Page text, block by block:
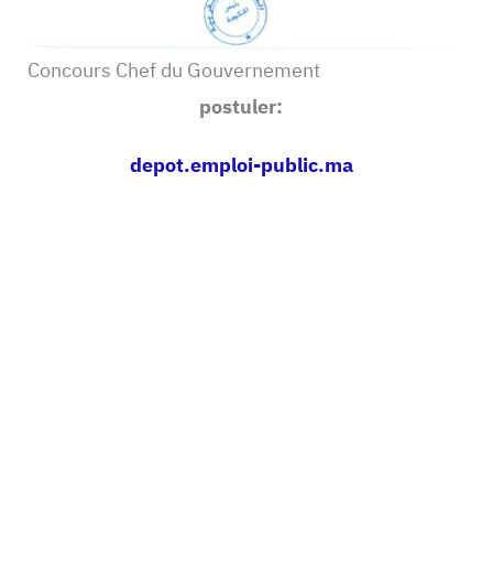
Concours Chef du Gouvernement
postuler:
depot.emploi-public.ma